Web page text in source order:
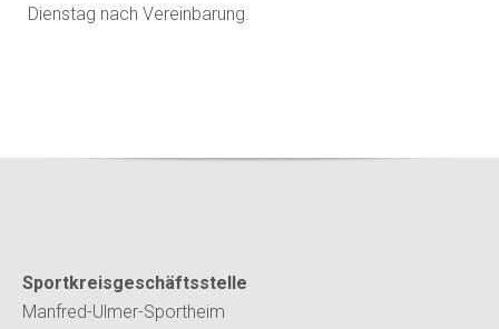
Dienstag nach Vereinbarung.
Sportkreisgeschäftsstelle
Manfred-Ulmer-Sportheim